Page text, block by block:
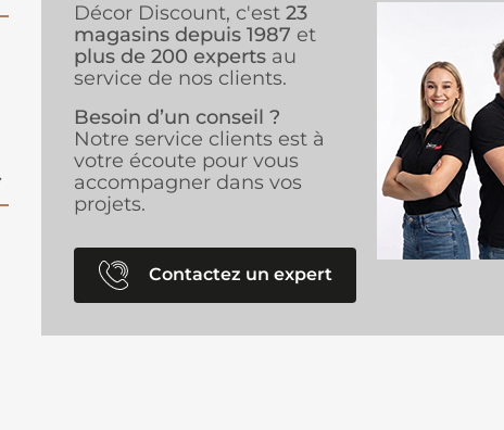
Décor Discount, c'est 23
magasins depuis 1987 et
plus de 200 experts au
service de nos clients.
Besoin d’un conseil ?
Notre service clients est à
votre écoute pour vous
accompagner dans vos
projets.
Contactez un expert